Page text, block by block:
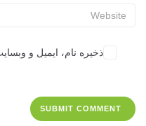
ذخیره نام، ایمیل و